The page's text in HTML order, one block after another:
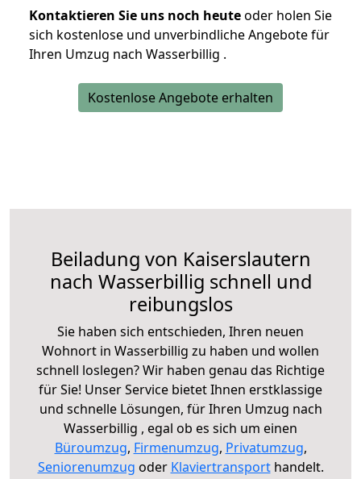
Kontaktieren Sie uns noch heuteoder holen Sie
sich kostenlose und unverbindliche Angebote für
Ihren Umzug nach Wasserbillig .
Kostenlose Angebote erhalten
Beiladung von Kaiserslautern
nach Wasserbillig schnell und
reibungslos
Sie haben sich entschieden, Ihren neuen
Wohnort in Wasserbillig zu haben und wollen
schnell loslegen? Wir haben genau das Richtige
für Sie! Unser Service bietet Ihnen erstklassige
und schnelle Lösungen, für Ihren Umzug nach
Wasserbillig , egal ob es sich um einen
Büroumzug, Firmenumzug, Privatumzug,
Seniorenumzug oder Klaviertransporthandelt.